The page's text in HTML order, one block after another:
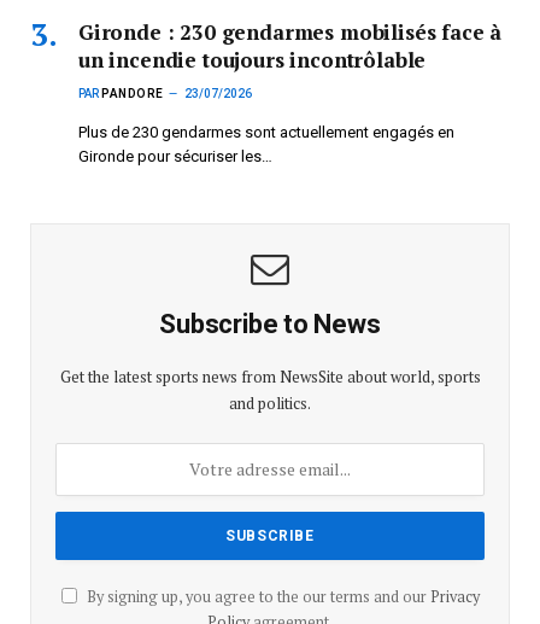
Gironde : 230 gendarmes mobilisés face à
un incendie toujours incontrôlable
PAR PANDORE 23/07/2026
Plus de 230 gendarmes sont actuellement engagés en
Gironde pour sécuriser les…
Subscribe to News
Get the latest sports news from NewsSite about world, sports
and politics.
By signing up, you agree to the our terms and our Privacy